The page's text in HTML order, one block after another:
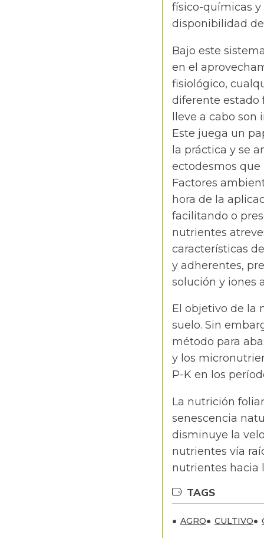
físico-químicas y
disponibilidad
Bajo este
en el
fisiológico,
diferente estado
lleve a cabo
Este juega un
la práctica y se
ectodesmos que
Factores
hora de la
facilitando o
nutrientes
características
y adherentes,
solución y iones
El objetivo de la
suelo. Sin
método para
y los
P-K en los
La nutrición
senescencia
disminuye la
nutrientes vía
nutrientes hacia
TAGS
AGRO CULTIVO